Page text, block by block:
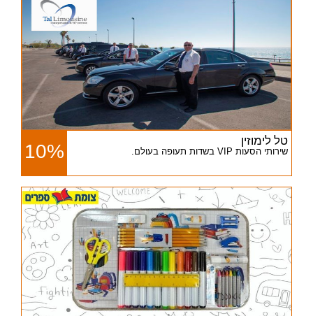
טל לימוזין
שירותי הסעות VIP בשדות תעופה בעולם. 10%